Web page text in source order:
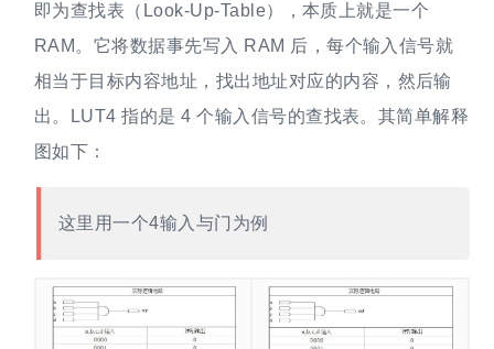
即为查找表（Look-Up-Table），本质上就是一个
RAM。它将数据事先写入 RAM 后，每个输入信号就
相当于目标内容地址，找出地址对应的内容，然后输
出。LUT4 指的是 4 个输入信号的查找表。其简单解释
图如下：
这里用一个4输入与门为例